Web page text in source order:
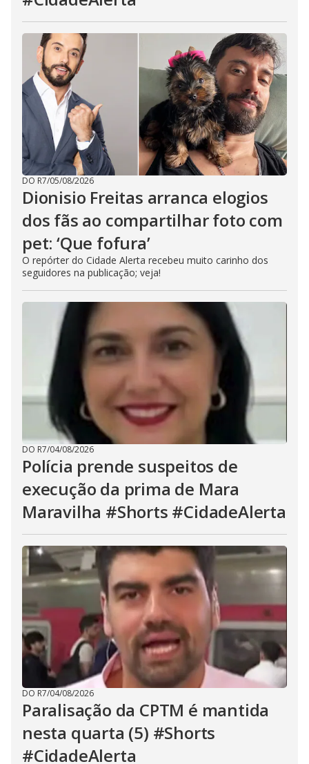
DO R7/05/08/2026
Dionisio Freitas arranca elogios
dos fãs ao compartilhar foto com
pet: ‘Que fofura’
O repórter do Cidade Alerta recebeu muito carinho dos
seguidores na publicação; veja!
DO R7/04/08/2026
Polícia prende suspeitos de
execução da prima de Mara
Maravilha #Shorts #CidadeAlerta
DO R7/04/08/2026
Paralisação da CPTM é mantida
nesta quarta (5) #Shorts
#CidadeAlerta